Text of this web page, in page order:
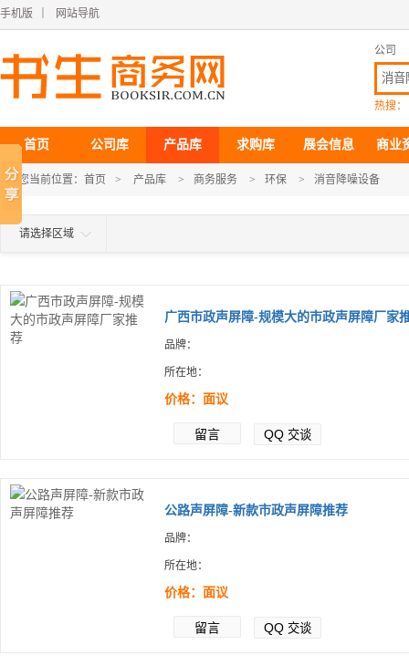
手机版 网站导航
公司
热搜：
首页 公司库 产品库 求购库 展会信息 商业
您当前位置： 首页 > 产品库 > 商务服务 > 环保 > 消音降噪设备
请选择区域
广西市政声屏障-规模大的市政声屏障厂家
品牌：
所在地：
价格：面议
留言 QQ 交谈
公路声屏障-新款市政声屏障推荐
品牌：
所在地：
价格：面议
留言 QQ 交谈